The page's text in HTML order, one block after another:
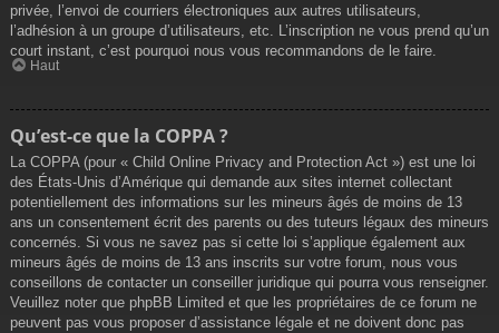
privée, l’envoi de courriers électroniques aux autres utilisateurs,
l’adhésion à un groupe d’utilisateurs, etc. L’inscription ne vous prend qu’un
court instant, c’est pourquoi nous vous recommandons de le faire.
Haut
Qu’est-ce que la COPPA ?
La COPPA (pour « Child Online Privacy and Protection Act ») est une loi
des États-Unis d’Amérique qui demande aux sites internet collectant
potentiellement des informations sur les mineurs âgés de moins de 13
ans un consentement écrit des parents ou des tuteurs légaux des mineurs
concernés. Si vous ne savez pas si cette loi s’applique également aux
mineurs âgés de moins de 13 ans inscrits sur votre forum, nous vous
conseillons de contacter un conseiller juridique qui pourra vous renseigner.
Veuillez noter que phpBB Limited et que les propriétaires de ce forum ne
peuvent pas vous proposer d’assistance légale et ne doivent donc pas